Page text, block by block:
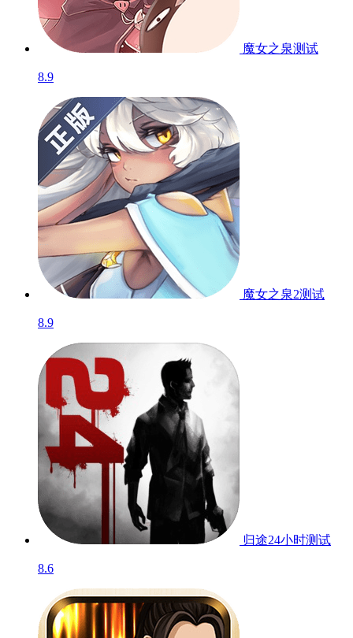
魔女之泉测试
8.9
魔女之泉2测试
8.9
归途24小时测试
8.6